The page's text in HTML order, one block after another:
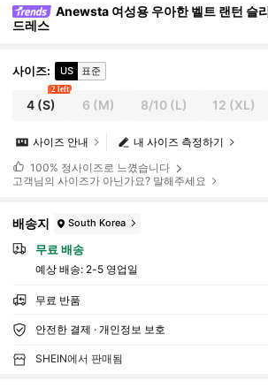
Anewsta 여성용 우아한 벨트 랜턴 슬
드레스
사이즈: US 표준
4 (S)
2 left
6 (M) 8/10(L) 12 (XL)
내 사이즈 측정하기
사이즈 안내
100% 정사이즈로 느꼈습니다
고객님의 사이즈가 아닌가요? 말해주세요
배송지 South Korea
무료 배송
예상 배송: 2-5 영업일
무료 반품
안전한 결제 · 개인정보 보호
SHEIN에서 판매됨